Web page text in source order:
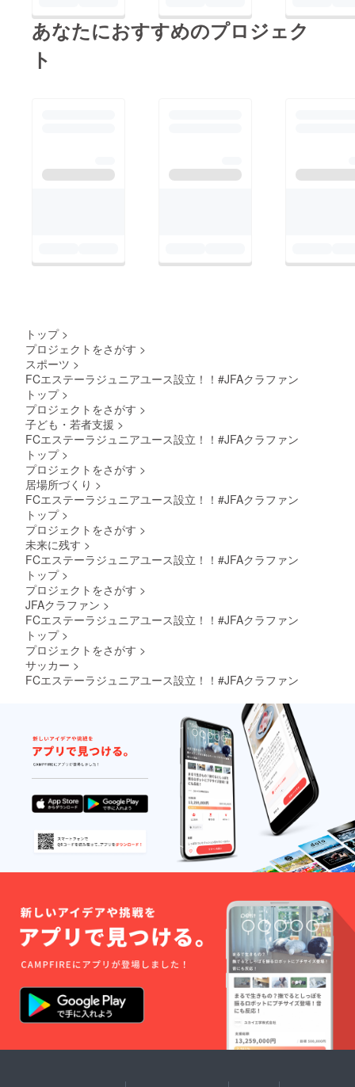
あなたにおすすめのプロジェク
ト
トップ >
プロジェクトをさがす >
スポーツ >
FCエステーラジュニアユース設立！！#JFAクラファン
トップ >
プロジェクトをさがす >
子ども・若者支援 >
FCエステーラジュニアユース設立！！#JFAクラファン
トップ >
プロジェクトをさがす >
居場所づくり >
FCエステーラジュニアユース設立！！#JFAクラファン
トップ >
プロジェクトをさがす >
未来に残す >
FCエステーラジュニアユース設立！！#JFAクラファン
トップ >
プロジェクトをさがす >
JFAクラファン >
FCエステーラジュニアユース設立！！#JFAクラファン
トップ >
プロジェクトをさがす >
サッカー >
FCエステーラジュニアユース設立！！#JFAクラファン